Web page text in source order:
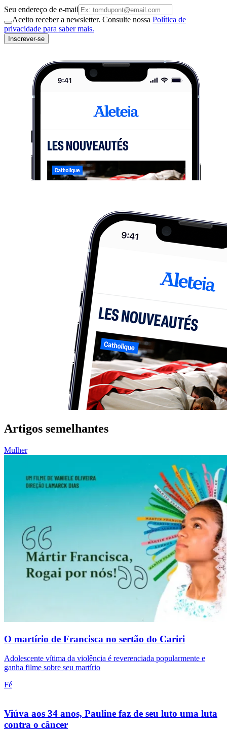
Seu endereço de e-mail
Aceito receber a newsletter. Consulte nossa Política de
privacidade para saber mais.
Inscrever-se
Artigos semelhantes
Mulher
O martírio de Francisca no sertão do Cariri
Adolescente vítima da violência é reverenciada popularmente e
ganha filme sobre seu martírio
Fé
Viúva aos 34 anos, Pauline faz de seu luto uma luta
contra o câncer